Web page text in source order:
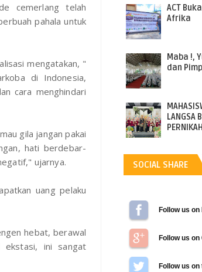
cemerlang telah
pahala untuk
mengatakan, "
di Indonesia,
cara menghindari
gila jangan pakai
hati berdebar-
ujarnya.
uang pelaku
hebat, berawal
ekstasi, ini sangat
ACT
Afrika
Maba !,
dan
LANGSA
SOCIAL SHARE
Follow us
Follow us on
Follow us on